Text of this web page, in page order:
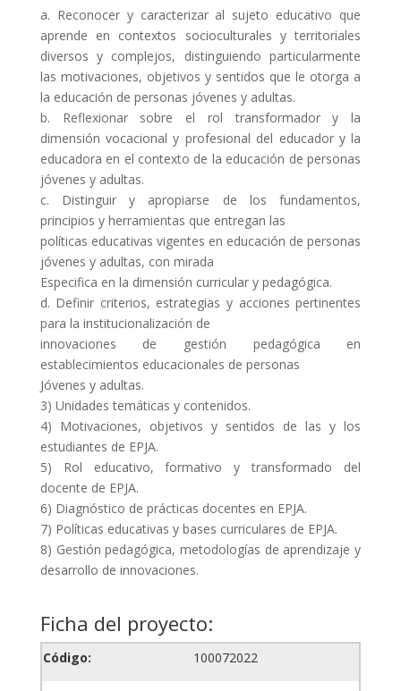
a. Reconocer y caracterizar al sujeto educativo que
aprende en contextos socioculturales y territoriales
diversos y complejos, distinguiendo particularmente
las motivaciones, objetivos y sentidos que le otorga a
la educación de personas jóvenes y adultas.
b. Reflexionar sobre el rol transformador y la
dimensión vocacional y profesional del educador y la
educadora en el contexto de la educación de personas
jóvenes y adultas.
c. Distinguir y apropiarse de los fundamentos,
principios y herramientas que entregan las
políticas educativas vigentes en educación de personas
jóvenes y adultas, con mirada
Especifica en la dimensión curricular y pedagógica.
d. Definir criterios, estrategias y acciones pertinentes
para la institucionalización de
innovaciones de gestión pedagógica en
establecimientos educacionales de personas
Jóvenes y adultas.
3) Unidades temáticas y contenidos.
4) Motivaciones, objetivos y sentidos de las y los
estudiantes de EPJA.
5) Rol educativo, formativo y transformado del
docente de EPJA.
6) Diagnóstico de prácticas docentes en EPJA.
7) Políticas educativas y bases curriculares de EPJA.
8) Gestión pedagógica, metodologías de aprendizaje y
desarrollo de innovaciones.
Ficha del proyecto:
Código: 100072022